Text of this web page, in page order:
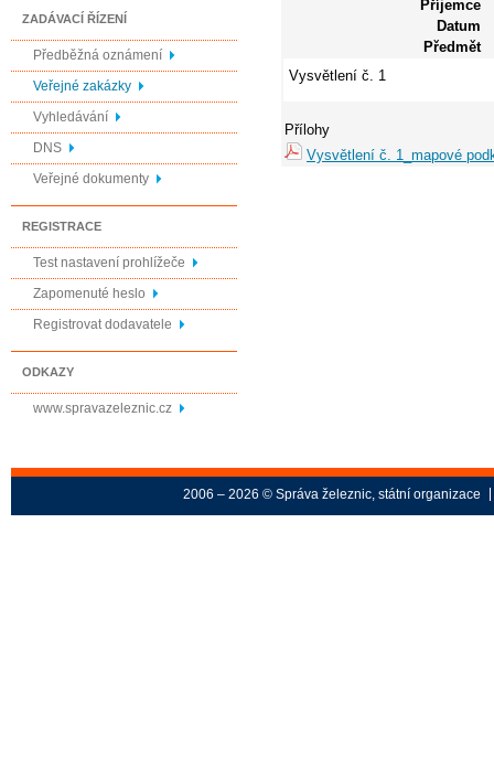
ZADÁVACÍ ŘÍZENÍ
Předběžná oznámení
Veřejné zakázky
Vyhledávání
DNS
Veřejné dokumenty
REGISTRACE
Test nastavení prohlížeče
Zapomenuté heslo
Registrovat dodavatele
ODKAZY
www.spravazeleznic.cz
Příjemce
Datum
Předmět
Vysvětlení č. 1
Přílohy
Vysvětlení č. 1_mapové
2006 – 2026 © Správa železnic, státní organizace